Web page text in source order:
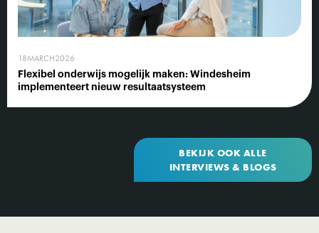
18MARCH2026
Flexibel onderwijs mogelijk maken: Windesheim
implementeert nieuw resultaatsysteem
BEKIJK OOK ALLE
INTERVIEWS & BLOGS